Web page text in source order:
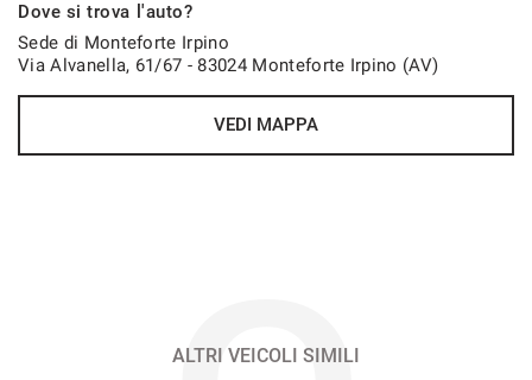
48 Mesi
931€/mese
Dove si trova l'auto?
Sede di Monteforte Irpino
Via Alvanella, 61/67 - 83024 Monteforte Irpino (AV)
VEDI MAPPA
ALTRI VEICOLI SIMILI